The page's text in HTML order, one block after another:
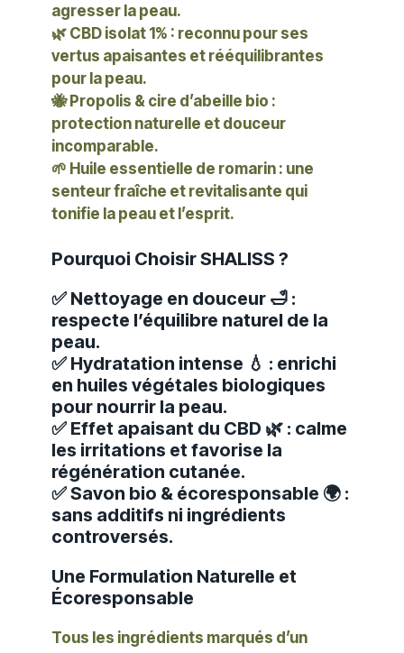
agresser la peau.
🌿 CBD isolat 1% : reconnu pour ses
vertus apaisantes et rééquilibrantes
pour la peau.
🐝Propolis & cire d’abeille bio :
protection naturelle et douceur
incomparable.
🌱 Huile essentielle de romarin : une
senteur fraîche et revitalisante qui
tonifie la peau et l’esprit.
Pourquoi Choisir SHALISS ?
✅ Nettoyage en douceur 🛁 :
respecte l’équilibre naturel de la
peau.
✅ Hydratation intense 💧 : enrichi
en huiles végétales biologiques
pour nourrir la peau.
✅ Effet apaisant du CBD 🌿 : calme
les irritations et favorise la
régénération cutanée.
✅ Savon bio & écoresponsable 🌍 :
sans additifs ni ingrédients
controversés.
Une Formulation Naturelle et
Écoresponsable
Tous les ingrédients marqués d’un